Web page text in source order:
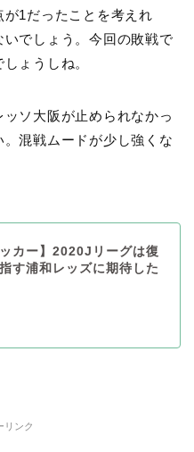
1だったことを考えれ
でしょう。今回の敗戦で
ょうしね。
ソ大阪が止められなかっ
混戦ムードが少し強くな
ッカー】2020Jリーグは復
す浦和レッズに期待した
リンク